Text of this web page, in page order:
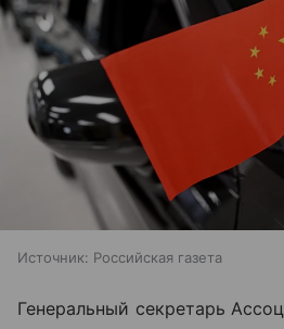
Источник: Российская газета
Генеральный секретарь